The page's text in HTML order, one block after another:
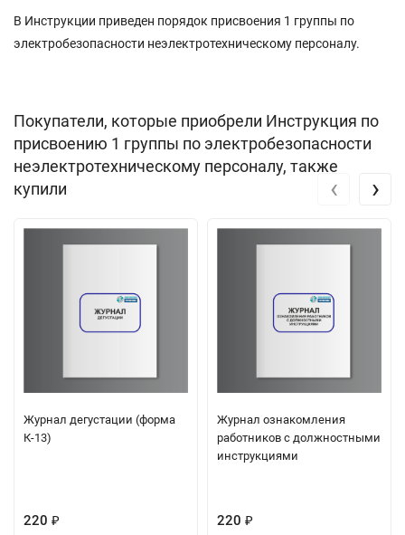
В Инструкции приведен порядок присвоения 1 группы по
электробезопасности неэлектротехническому персоналу.
Покупатели, которые приобрели Инструкция по
присвоению 1 группы по электробезопасности
неэлектротехническому персоналу, также
купили
Журнал дегустации (форма
К-13)
220 ₽
Журнал ознакомления
работников с должностными
инструкциями
220 ₽
‹ ›